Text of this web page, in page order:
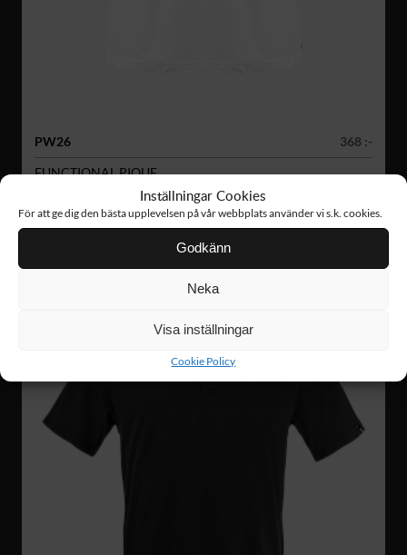
Inställningar Cookies
För att ge dig den bästa upplevelsen på vår webbplats använder vi s.k. cookies.
Godkänn
Neka
Visa inställningar
Cookie Policy
PW26
368 :-
FUNCTIONAL PIQUE